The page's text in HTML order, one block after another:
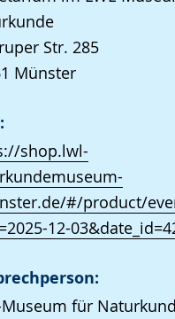
Str. 285
Münster
shop.lwl-
#/product/
12-
Museum für